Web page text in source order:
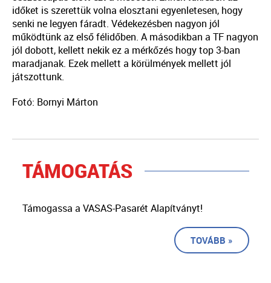
időket is szerettük volna elosztani egyenletesen, hogy
senki ne legyen fáradt. Védekezésben nagyon jól
működtünk az első félidőben. A másodikban a TF nagyon
jól dobott, kellett nekik ez a mérkőzés hogy top 3-ban
maradjanak. Ezek mellett a körülmények mellett jól
játszottunk.
Fotó: Bornyi Márton
TÁMOGATÁS
Támogassa a VASAS-Pasarét Alapítványt!
TOVÁBB »